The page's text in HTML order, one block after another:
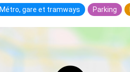
Métro, gare et tramways Parking